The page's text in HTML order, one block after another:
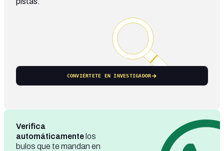
CONVIÉRTETE EN INVESTIGADOR
Verifica
automáticamente los
bulos que te mandan en